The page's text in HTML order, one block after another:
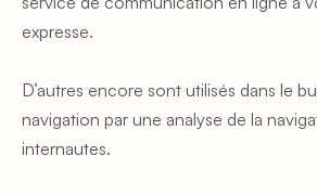
expresse.
D’autres encore sont utilisés dans le
navigation par une analyse de la
internautes.